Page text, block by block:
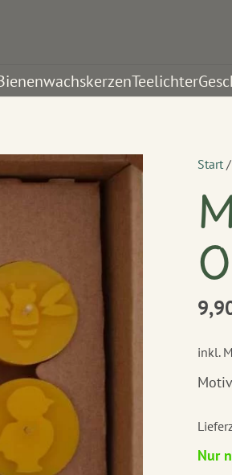
Teelichter
Start /
inkl.
Nur